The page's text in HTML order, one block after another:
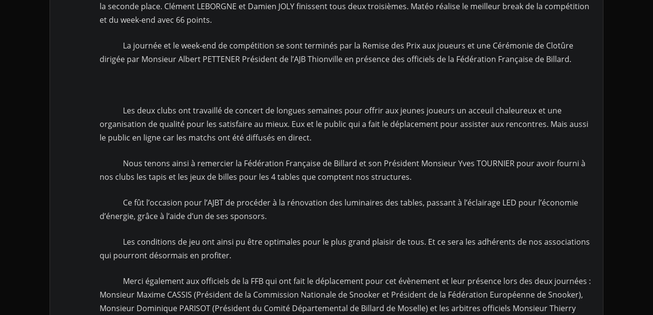
la seconde place. Clément LEBORGNE et Damien JOLY finissent tous deux troisièmes. Matéo réalise le meilleur break de la compétition
et du week-end avec 66 points.
La journée et le week-end de compétition se sont terminés par la Remise des Prix aux joueurs et une Cérémonie de Clotûre
dirigée par Monsieur Albert PETTENER Président de l’AJB Thionville en présence des officiels de la Fédération Française de Billard.
Les deux clubs ont travaillé de concert de longues semaines pour offrir aux jeunes joueurs un acceuil chaleureux et une
organisation de qualité pour les satisfaire au mieux. Eux et le public qui a fait le déplacement pour assister aux rencontres. Mais aussi
le public en ligne car les matchs ont été diffusés en direct.
Nous tenons ainsi à remercier la Fédération Française de Billard et son Président Monsieur Yves TOURNIER pour avoir fourni à
nos clubs les tapis et les jeux de billes pour les 4 tables que comptent nos structures.
Ce fût l’occasion pour l’AJBT de procéder à la rénovation des luminaires des tables, passant à l’éclairage LED pour l’économie
d’énergie, grâce à l’aide d’un de ses sponsors.
Les conditions de jeu ont ainsi pu être optimales pour le plus grand plaisir de tous. Et ce sera les adhérents de nos associations
qui pourront désormais en profiter.
Merci également aux officiels de la FFB qui ont fait le déplacement pour cet évènement et leur présence lors des deux journées :
Monsieur Maxime CASSIS (Président de la Commission Nationale de Snooker et Président de la Fédération Européenne de Snooker),
Monsieur Dominique PARISOT (Président du Comité Départemental de Billard de Moselle) et les arbitres officiels Monsieur Thierry